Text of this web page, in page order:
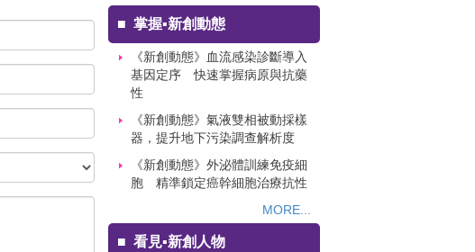
■ 掌握▪新創動態
《新創動態》血流感染診斷導入
基因定序 快速掌握病原與抗藥
性
《新創動態》氣液雙相被動採樣
器，提升地下污染調查解析度
《新創動態》外泌體訓練免疫細
胞 精準鎖定癌幹細胞治療抗性
MORE...
■ 看見▪新創人物